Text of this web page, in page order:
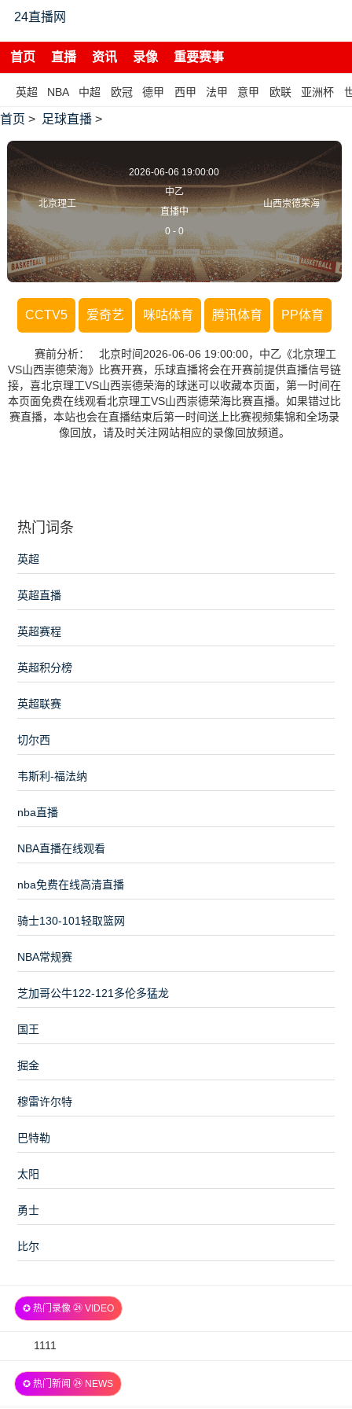
24直播网
首页 直播 资讯 录像 重要赛事
英超 NBA 中超 欧冠 德甲 西甲 法甲 意甲 欧联 亚洲杯
首页 > 足球直播 >
北京理工
2026-06-06 19:00:00
中乙
直播中
0 - 0
山西崇德荣海
CCTV5 爱奇艺 咪咕体育 腾讯体育 PP体育
赛前分析： 北京时间2026-06-06 19:00:00，中乙《北京理工
VS山西崇德荣海》比赛开赛，乐球直播将会在开赛前提供直播信号链
接，喜北京理工VS山西崇德荣海的球迷可以收藏本页面，第一时间在
本页面免费在线观看北京理工VS山西崇德荣海比赛直播。如果错过比
赛直播，本站也会在直播结束后第一时间送上比赛视频集锦和全场录
像回放，请及时关注网站相应的录像回放频道。
热门词条
英超
英超直播
英超赛程
英超积分榜
英超联赛
切尔西
韦斯利-福法纳
nba直播
NBA直播在线观看
nba免费在线高清直播
骑士130-101轻取篮网
NBA常规赛
芝加哥公牛122-121多伦多猛龙
国王
掘金
穆雷许尔特
巴特勒
太阳
勇士
比尔
✪ 热门录像 ㉔ VIDEO
2026-
06
1111
✪ 热门新闻 ㉔ NEWS